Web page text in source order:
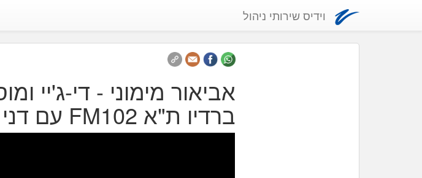
וידיס שירותי ניהול
אביאור מימוני - די-ג'יי
ברדיו ת"א FM102 עם דני וידיסלבסקי